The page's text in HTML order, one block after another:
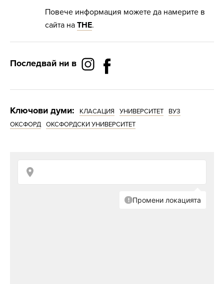
Повече информация можете да намерите в
сайта на THE.
Последвай ни в
Ключови думи: КЛАСАЦИЯ УНИВЕРСИТЕТ
ВУЗ
ОКСФОРД
ОКСФОРДСКИ УНИВЕРСИТЕТ